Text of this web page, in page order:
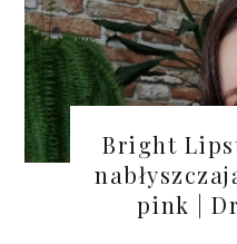
Bright
pink |